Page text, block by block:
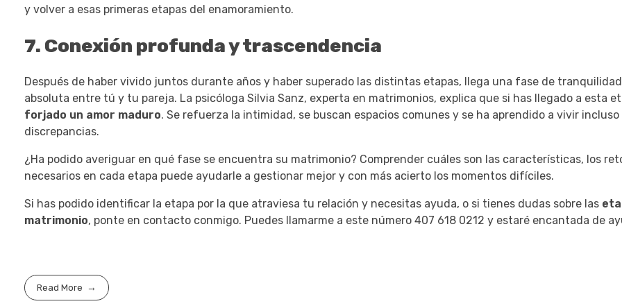
y volver a esas primeras etapas del enamoramiento.
7. Conexión profunda y trascendencia
Después de haber vivido juntos durante años y haber superado las distintas etapas, llega una fase de
absoluta entre tú y tu pareja. La psicóloga Silvia Sanz, experta en matrimonios, explica que si has llegado a esta
forjado un amor maduro. Se refuerza la intimidad, se buscan espacios comunes y se ha aprendido a vivir incluso
discrepancias.
¿Ha podido averiguar en qué fase se encuentra su matrimonio? Comprender cuáles son las características, los
necesarios en cada etapa puede ayudarle a gestionar mejor y con más acierto los momentos difíciles.
Si has podido identificar la etapa por la que atraviesa tu relación y necesitas ayuda, o si tienes dudas sobre las
matrimonio, ponte en contacto conmigo. Puedes llamarme a este número 407 618 0212 y estaré encantada de
Read More